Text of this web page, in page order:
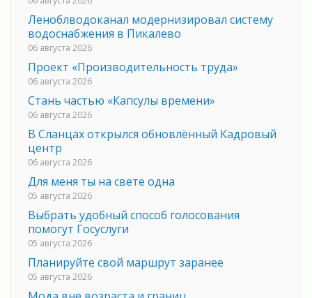
Леноблводоканал модернизировал систему
водоснабжения в Пикалево
06 августа 2026
Проект «Производительность труда»
06 августа 2026
Стань частью «Капсулы времени»
06 августа 2026
В Сланцах открылся обновлённый Кадровый
центр
06 августа 2026
Для меня ты на свете одна
05 августа 2026
Выбрать удобный способ голосования
помогут Госуслуги
05 августа 2026
Планируйте свой маршрут заранее
05 августа 2026